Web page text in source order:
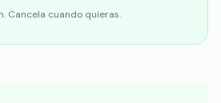
Cancela cuando quieras.